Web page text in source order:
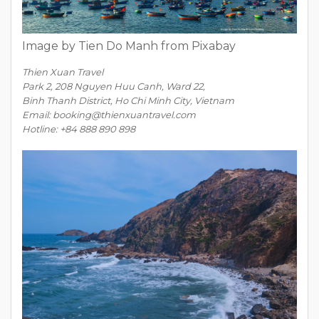
Image by Tien Do Manh from Pixabay
Thien Xuan Travel
Park 2, 208 Nguyen Huu Canh, Ward 22,
Binh Thanh District, Ho Chi Minh City, Vietnam
Email: booking@thienxuantravel.com
Hotline: +84 888 890 898